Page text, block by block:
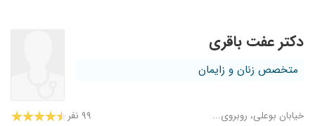
دکتر عفت باقری
متخصص زنان و زایمان
خیابان بوعلی، روبروی... ۹۹ نفر